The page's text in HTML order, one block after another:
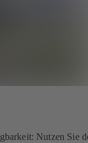
Nutzen Sie